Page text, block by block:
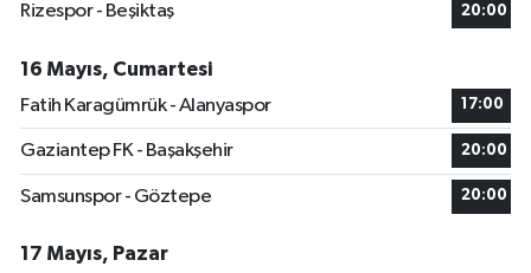
Rizespor - Beşiktaş
20:00
16 Mayıs, Cumartesi
Fatih Karagümrük - Alanyaspor
17:00
Gaziantep FK - Başakşehir 20:00
Samsunspor - Göztepe 20:00
17 Mayıs, Pazar